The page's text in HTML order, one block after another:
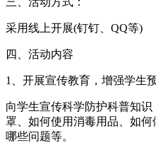
采用线上开展(钉钉、QQ等)
四、活动内容
1、开展宣传教育，增强学生
向学生宣传科学防护科普知
罩、如何使用消毒用品、如
哪些问题等。